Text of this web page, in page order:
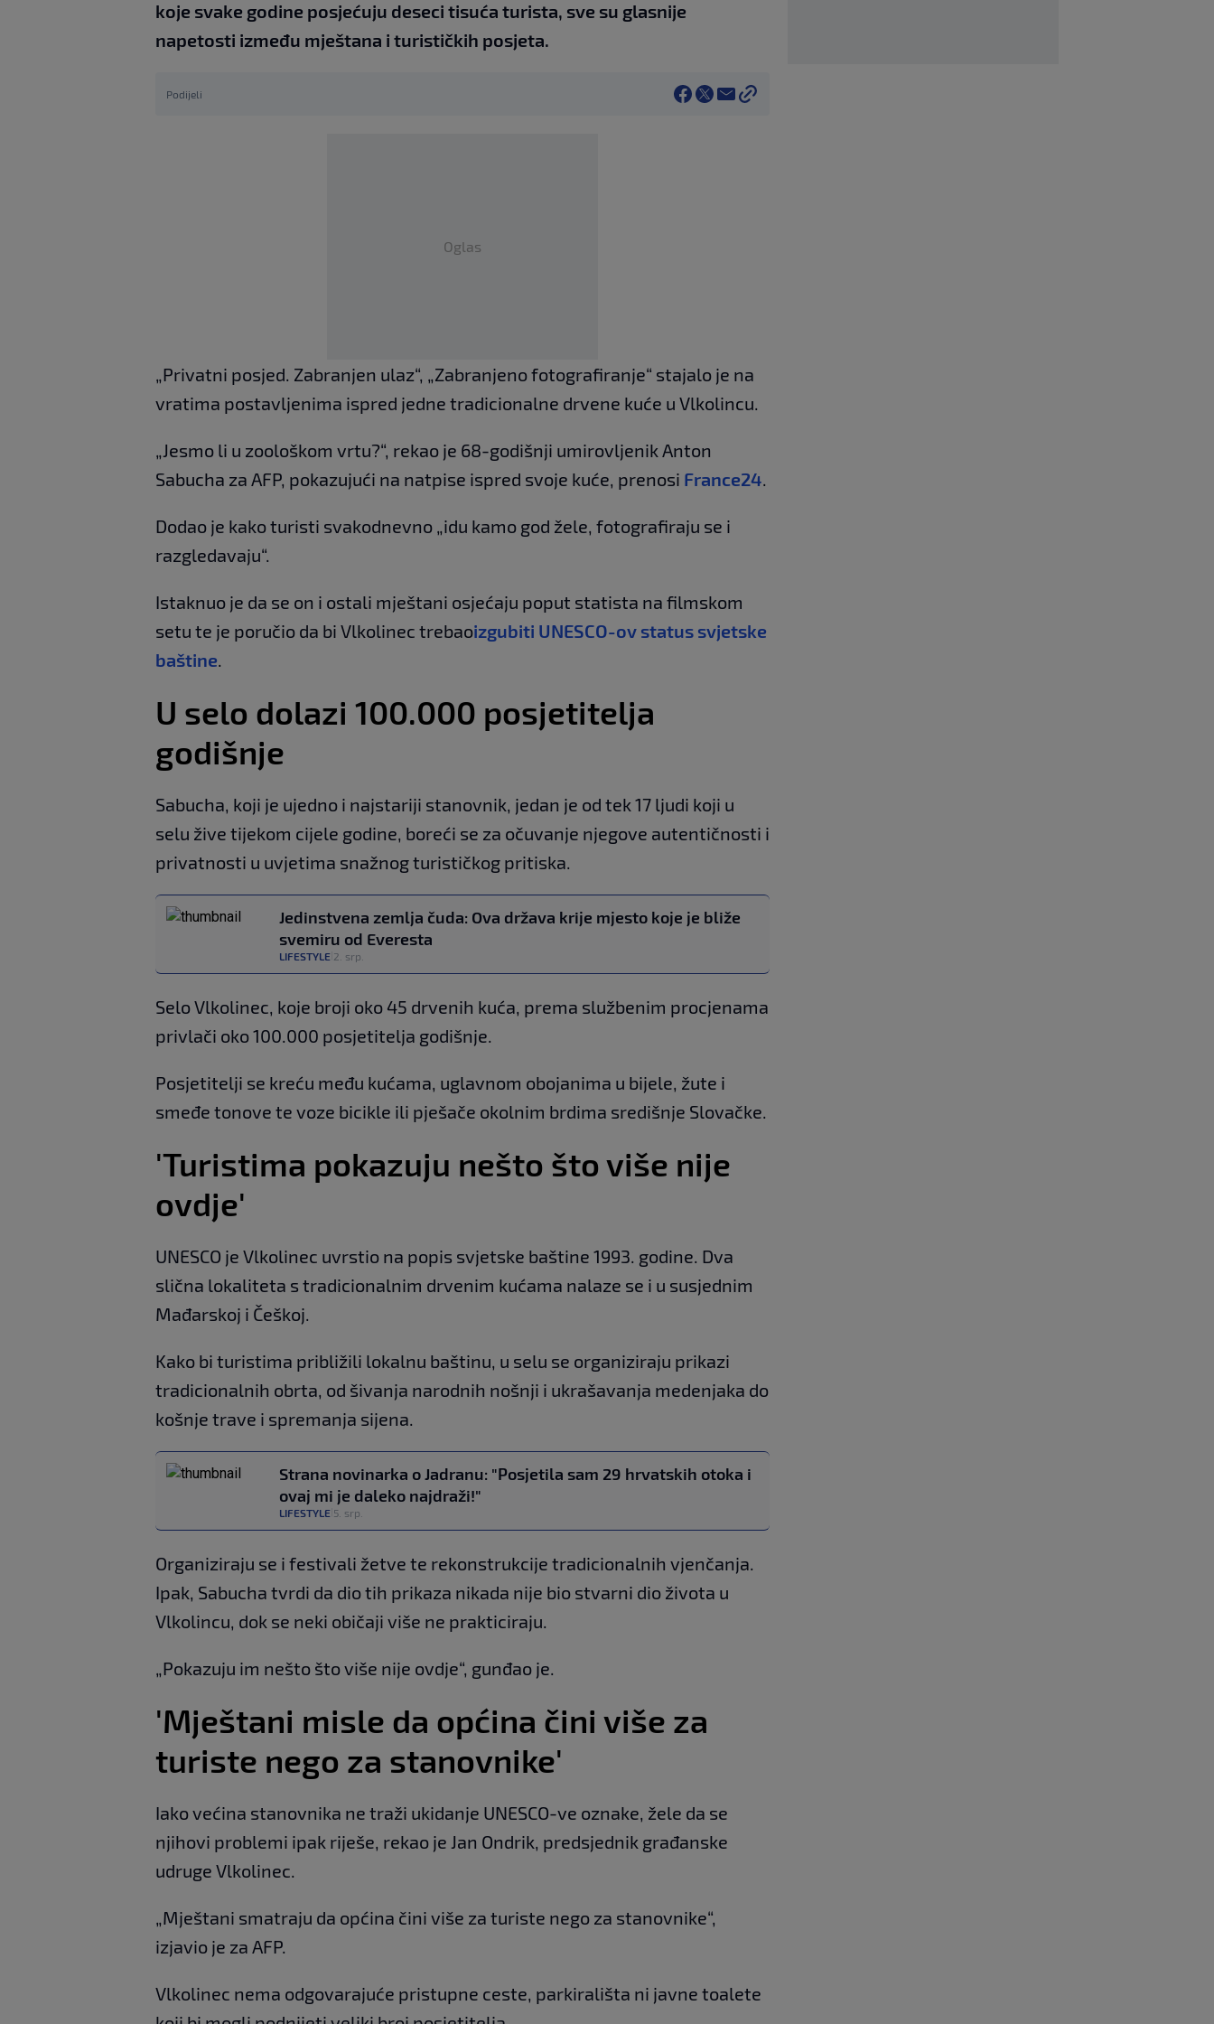
koje svake godine posjećuju deseci tisuća turista, sve su glasnije
napetosti između mještana i turističkih posjeta.
Podijeli
Oglas
„Privatni posjed. Zabranjen ulaz“, „Zabranjeno fotografiranje“ stajalo je na
vratima postavljenima ispred jedne tradicionalne drvene kuće u Vlkolincu.
„Jesmo li u zoološkom vrtu?“, rekao je 68-godišnji umirovljenik Anton
Sabucha za AFP, pokazujući na natpise ispred svoje kuće, prenosi France24.
Dodao je kako turisti svakodnevno „idu kamo god žele, fotografiraju se i
razgledavaju“.
Istaknuo je da se on i ostali mještani osjećaju poput statista na filmskom
setu te je poručio da bi Vlkolinec trebaoizgubiti UNESCO-ov status svjetske
baštine.
U selo dolazi 100.000 posjetitelja
godišnje
Sabucha, koji je ujedno i najstariji stanovnik, jedan je od tek 17 ljudi koji u
selu žive tijekom cijele godine, boreći se za očuvanje njegove autentičnosti i
privatnosti u uvjetima snažnog turističkog pritiska.
Jedinstvena zemlja čuda: Ova država krije mjesto koje je bliže
svemiru od Everesta
LIFESTYLE 2. srp.
Selo Vlkolinec, koje broji oko 45 drvenih kuća, prema službenim procjenama
privlači oko 100.000 posjetitelja godišnje.
Posjetitelji se kreću među kućama, uglavnom obojanima u bijele, žute i
smeđe tonove te voze bicikle ili pješače okolnim brdima središnje Slovačke.
'Turistima pokazuju nešto što više nije
ovdje'
UNESCO je Vlkolinec uvrstio na popis svjetske baštine 1993. godine. Dva
slična lokaliteta s tradicionalnim drvenim kućama nalaze se i u susjednim
Mađarskoj i Češkoj.
Kako bi turistima približili lokalnu baštinu, u selu se organiziraju prikazi
tradicionalnih obrta, od šivanja narodnih nošnji i ukrašavanja medenjaka do
košnje trave i spremanja sijena.
Strana novinarka o Jadranu: "Posjetila sam 29 hrvatskih otoka i
ovaj mi je daleko najdraži!"
LIFESTYLE 5. srp.
Organiziraju se i festivali žetve te rekonstrukcije tradicionalnih vjenčanja.
Ipak, Sabucha tvrdi da dio tih prikaza nikada nije bio stvarni dio života u
Vlkolincu, dok se neki običaji više ne prakticiraju.
„Pokazuju im nešto što više nije ovdje“, gunđao je.
'Mještani misle da općina čini više za
turiste nego za stanovnike'
Iako većina stanovnika ne traži ukidanje UNESCO-ve oznake, žele da se
njihovi problemi ipak riješe, rekao je Jan Ondrik, predsjednik građanske
udruge Vlkolinec.
„Mještani smatraju da općina čini više za turiste nego za stanovnike“,
izjavio je za AFP.
Vlkolinec nema odgovarajuće pristupne ceste, parkirališta ni javne toalete